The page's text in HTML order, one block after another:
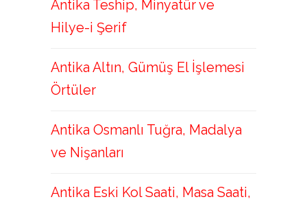
Antika Teship, Minyatür ve
Hilye-i Şerif
Antika Altın, Gümüş El İşlemesi
Örtüler
Antika Osmanlı Tuğra, Madalya
ve Nişanları
Antika Eski Kol Saati, Masa Saati,